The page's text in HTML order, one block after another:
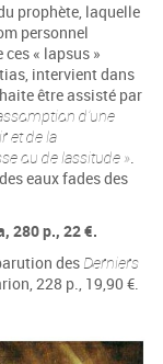
prophète, laquelle
personnel
« lapsus »
intervient dans
être assisté par
d’une
et de la
ou de lassitude ».
eaux fades des
280 p., 22 €.
des Derniers
228 p., 19,90 €.